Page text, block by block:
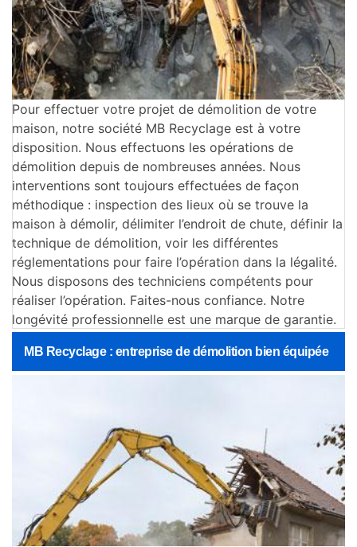
Pour effectuer votre projet de démolition de votre
maison, notre société MB Recyclage est à votre
disposition. Nous effectuons les opérations de
démolition depuis de nombreuses années. Nous
interventions sont toujours effectuées de façon
méthodique : inspection des lieux où se trouve la
maison à démolir, délimiter l’endroit de chute, définir la
technique de démolition, voir les différentes
réglementations pour faire l’opération dans la légalité.
Nous disposons des techniciens compétents pour
réaliser l’opération. Faites-nous confiance. Notre
longévité professionnelle est une marque de garantie.
MB Recyclage : entreprise de démolition bien équipée